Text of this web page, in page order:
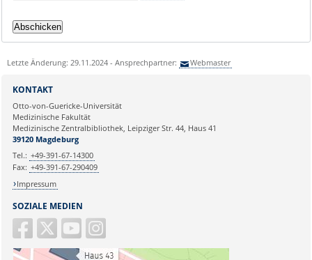
Letzte Änderung: 29.11.2024 - Ansprechpartner: Webmaster
SOZIALE MEDIEN
KONTAKT
Otto-von-Guericke-Universität
Medizinische Fakultät
Medizinische Zentralbibliothek, Leipziger Str. 44, Haus 41
39120 Magdeburg
Tel.: +49-391-67-14300
Fax: +49-391-67-290409
Impressum